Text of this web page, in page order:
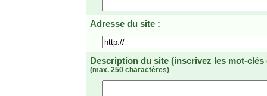
Adresse du site :
Description du site (inscrivez les mot-
(max. 250 charactères)